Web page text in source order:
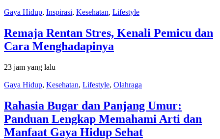
Gaya Hidup, Inspirasi, Kesehatan, Lifestyle
Remaja Rentan Stres, Kenali Pemicu dan
Cara Menghadapinya
23 jam yang lalu
Gaya Hidup, Kesehatan, Lifestyle, Olahraga
Rahasia Bugar dan Panjang Umur:
Panduan Lengkap Memahami Arti dan
Manfaat Gaya Hidup Sehat